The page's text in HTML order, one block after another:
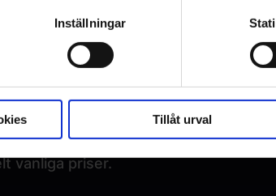
Inställningar
Tillåt urval
Därför har alla våra ordinarie
om du vill.
ljud från Dolby ATMOS,
vanliga priser.